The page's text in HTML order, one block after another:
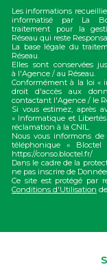
Les informations
informatisé par La
traitement pour la
Réseau qui reste
La base légale du
Réseau.
Elles sont conservées
à l'Agence / au Réseau.
Conformément à la loi «
droit d'accès aux
contactant l'Agence / le
Si vous estimez, après
« Informatique et
réclamation à la CNIL.
Nous vous informons
téléphonique «
https://conso.bloctel.fr/
Dans le cadre de la
ne pas inscrire de
Ce site est protégé par
Conditions d'Utilisation